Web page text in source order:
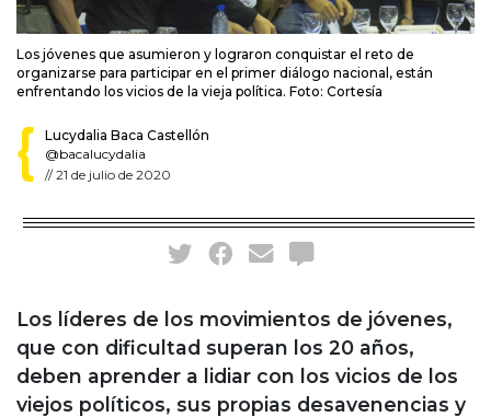
Los jóvenes que asumieron y lograron conquistar el reto de
organizarse para participar en el primer diálogo nacional, están
enfrentando los vicios de la vieja política. Foto: Cortesía
Lucydalia Baca Castellón
@bacalucydalia
//21 de julio de 2020
Los líderes de los movimientos de jóvenes,
que con dificultad superan los 20 años,
deben aprender a lidiar con los vicios de los
viejos políticos, sus propias desavenencias y